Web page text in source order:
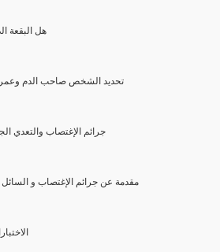
(13) هل
(14) تحديد الشخص صاحب الدم
5- جرائم الإغتصاب والتعدي
(15) مقدمة عن جرائم الإغتصاب و
(16)